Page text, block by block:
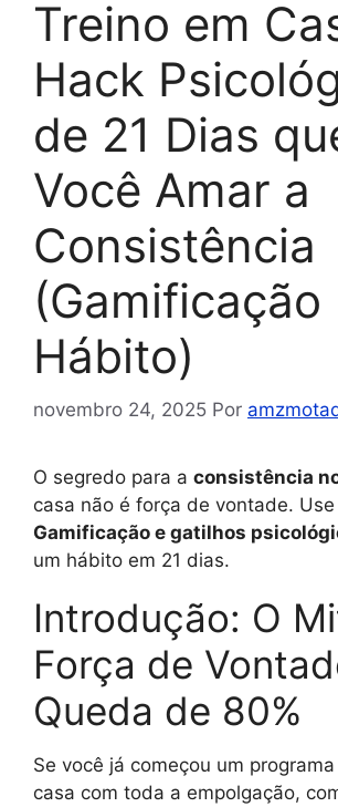
Treino em
Hack
de 21 Dias
Você Amar a
Consistência
(Gamificação
Hábito)
novembro 24, 2025 Por
O segredo para a consistência
casa não é força de vontade. Use
Gamificação e gatilhos
um hábito em 21 dias.
Introdução: O
Força de
Queda de 80%
Se você já começou um
casa com toda a empolgação,